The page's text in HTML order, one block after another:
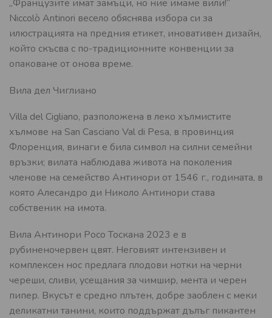
„Французите имат замъци, но ние имаме вили!“
Niccolò Antinori весело обяснява избора си за
илюстрацията на предния етикет, иновативен дизайн,
който скъсва с по-традиционните конвенции за
опаковане от онова време.
Вила дел Чиглиано
Villa del Cigliano, разположена в леко хълмистите
хълмове на San Casciano Val di Pesa, в провинция
Флоренция, винаги е била символ на силни семейни
връзки; вилата наблюдава живота на поколения
членове на семейство Антинори от 1546 г., годината, в
която Алесандро ди Николо Антинори става
собственик на имота.
Вила Антинори Росо Тоскана 2023 е в
рубиненочервен цвят. Неговият интензивен и
комплексен нос предлага плодови нотки на черни
череши, сливи, усещания за чимшир, мента и черен
пипер. Вкусът е средно плътен, добре заоблен с меки
деликатни танини, които поддържат дълъг пикантен